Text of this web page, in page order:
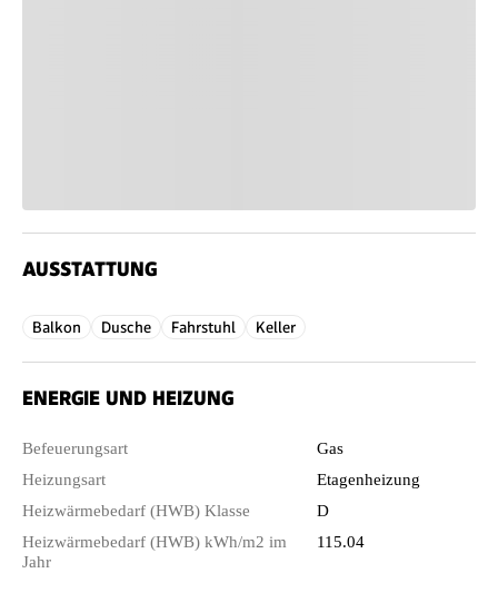
AUSSTATTUNG
Balkon Dusche Fahrstuhl Keller
ENERGIE UND HEIZUNG
Befeuerungsart
Gas
Heizungsart
Etagenheizung
Heizwärmebedarf (HWB) Klasse
D
Heizwärmebedarf (HWB) kWh/m2 im
Jahr
115.04